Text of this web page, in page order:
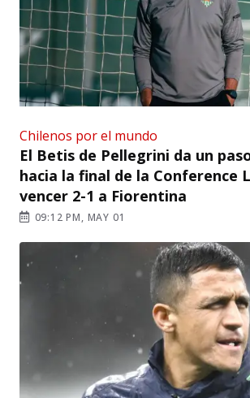
Chilenos por el mundo
El Betis de Pellegrini da un
hacia la final de la Conference
vencer 2-1 a Fiorentina
09:12 PM, MAY 01